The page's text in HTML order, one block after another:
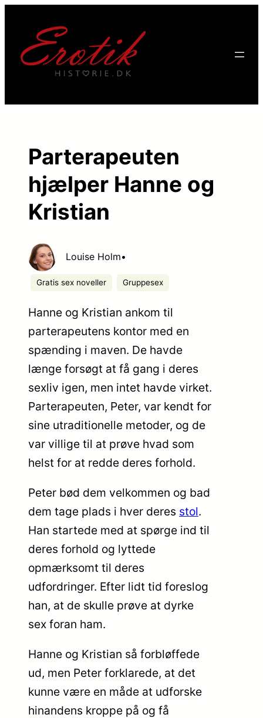
Parterapeuten
hjælper Hanne og
Kristian
Louise Holm•
Gratis sex noveller Gruppesex
Hanne og Kristian ankom til
parterapeutens kontor med en
spænding i maven. De havde
længe forsøgt at få gang i deres
sexliv igen, men intet havde virket.
Parterapeuten, Peter, var kendt for
sine utraditionelle metoder, og de
var villige til at prøve hvad som
helst for at redde deres forhold.
Peter bød dem velkommen og bad
dem tage plads i hver deres stol.
Han startede med at spørge ind til
deres forhold og lyttede
opmærksomt til deres
udfordringer. Efter lidt tid foreslog
han, at de skulle prøve at dyrke
sex foran ham.
Hanne og Kristian så forbløffede
ud, men Peter forklarede, at det
kunne være en måde at udforske
hinandens kroppe på og få